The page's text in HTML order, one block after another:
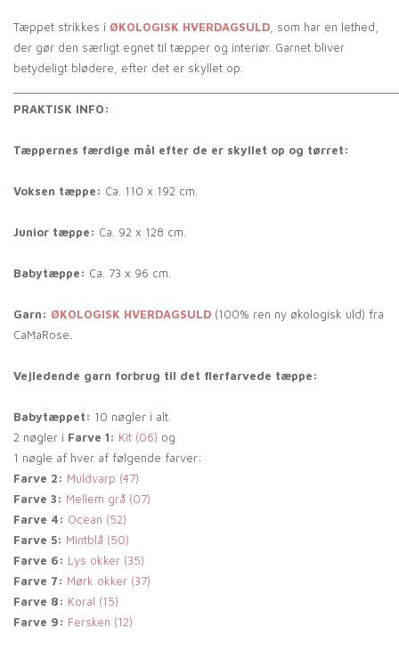
Tæppet strikkes i ØKOLOGISK HVERDAGSULD , som har en lethed,
der gør den særligt egnet til tæpper og interiør. Garnet bliver
betydeligt blødere, efter det er skyllet op.
PRAKTISK INFO:
Tæppernes færdige mål efter de er skyllet op og tørret:
Voksen tæppe: Ca. 110 x 192 cm.
Junior tæppe: Ca. 92 x 128 cm.
Babytæppe: Ca. 73 x 96 cm.
Garn: ØKOLOGISK HVERDAGSULD (100% ren ny økologisk uld) fra
CaMaRose.
Vejledende garn forbrug til det flerfarvede tæppe:
Babytæppet: 10 nøgler i alt.
2 nøgler i Farve 1: Kit (06) og
1 nøgle af hver af følgende farver:
Farve 2: Muldvarp (47)
Farve 3: Mellem grå (07)
Farve 4: Ocean (52)
Farve 5: Mintblå (50)
Farve 6: Lys okker (35)
Farve 7: Mørk okker (37)
Farve 8: Koral (15)
Farve 9: Fersken (12)